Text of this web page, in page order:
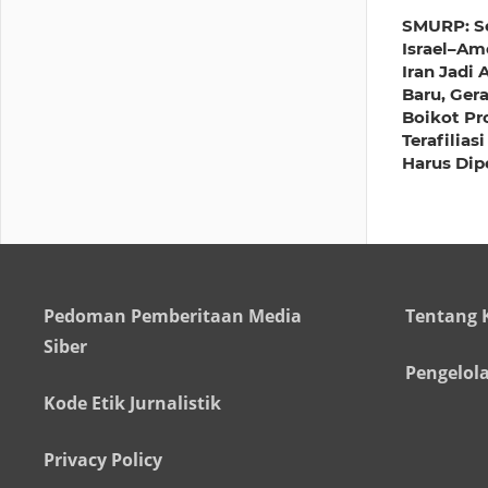
SMURP:
Iran Jadi
Baru,
Boikot
Terafiliasi
Harus
Pedoman Pemberitaan Media
Siber
Kode Etik Jurnalistik
Privacy Policy
Tentang
Pengelola